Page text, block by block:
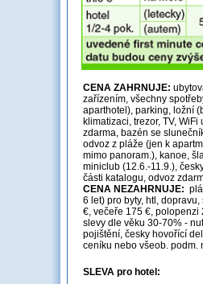
CENA ZAHRNUJE:
zařízením, všechny
aparthotel), parking, ložní
klimatizaci, trezor, TV,
zdarma, bazén se
odvoz z pláže (jen k
mimo panoram.), kanoe,
miniclub (12.6.-11.9.),
části katalogu, odvoz
CENA NEZAHRNUJE:
6 let) pro byty, htl,
€, večeře 175 €, polopenzi
slevy dle věku 30-70% -
pojištění, česky hovořící
ceníku nebo všeob. podm.
SLEVA pro hotel: